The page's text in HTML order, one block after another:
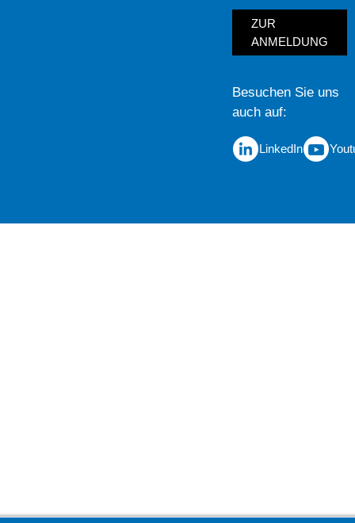
ZUR
ANMELDUNG
Besuchen Sie uns
auch auf
LinkedIn